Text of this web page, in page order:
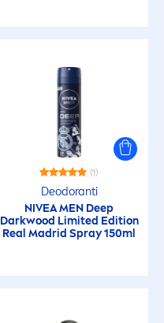
(1)
Deodoranti
NIVEAMEN Deep
Darkwood Limited Edition
Real Madrid Spray 150ml